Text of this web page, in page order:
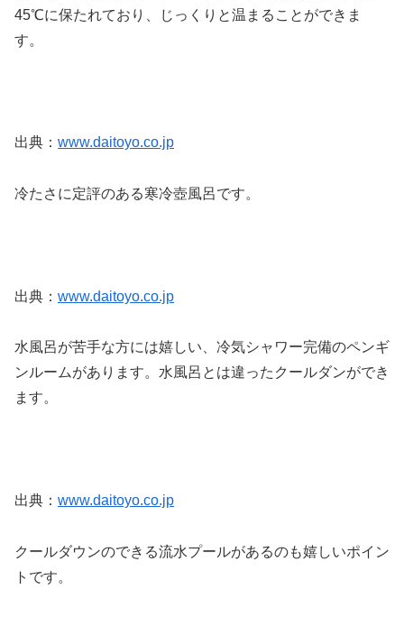
45℃に保たれており、じっくりと温まることができま
す。
出典： www.daitoyo.co.jp
冷たさに定評のある寒冷壺風呂です。
出典： www.daitoyo.co.jp
水風呂が苦手な方には嬉しい、冷気シャワー完備のペンギ
ンルームがあります。水風呂とは違ったクールダンができ
ます。
出典： www.daitoyo.co.jp
クールダウンのできる流水プールがあるのも嬉しいポイン
トです。